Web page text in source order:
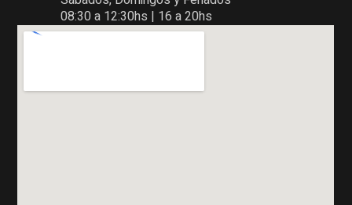
08:30 a 12:30hs | 16 a 20hs